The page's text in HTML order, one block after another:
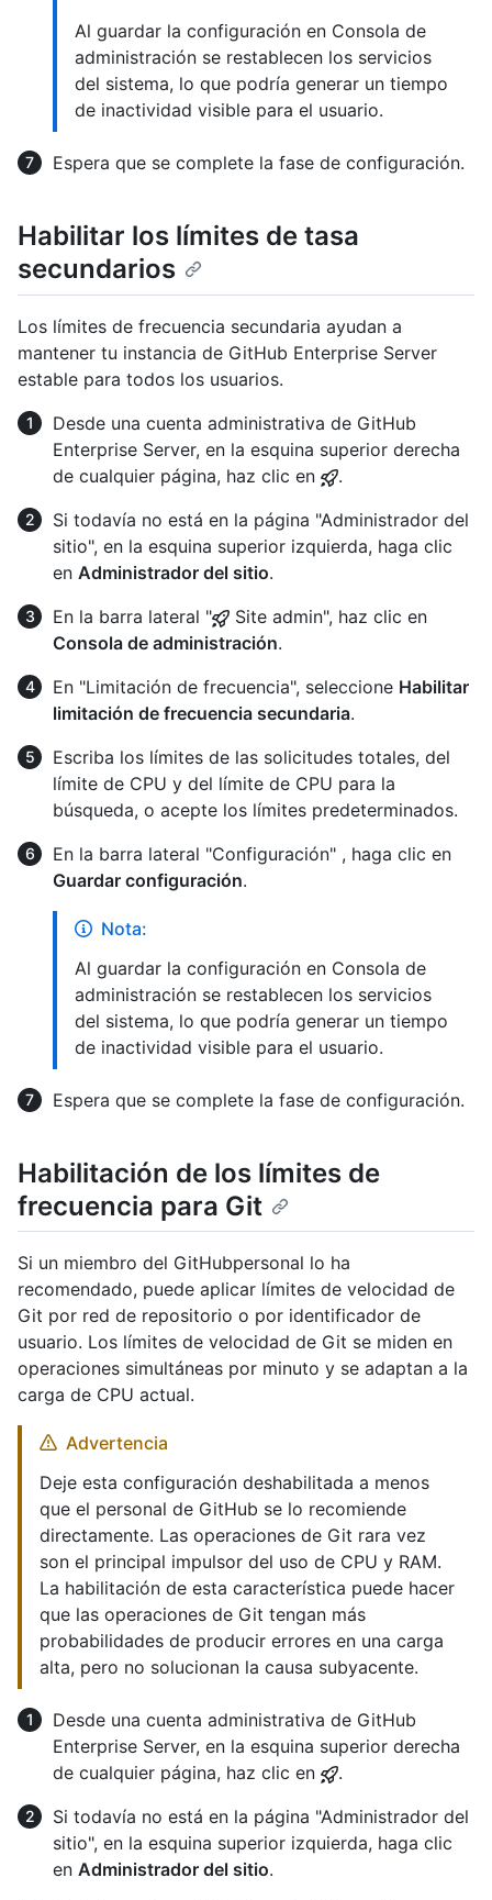
Al guardar la configuración en Consola de
administración se restablecen los servicios
del sistema, lo que podría generar un tiempo
de inactividad visible para el usuario.
Espera que se complete la fase de configuración.
Habilitar los límites de tasa
secundarios
Los límites de frecuencia secundaria ayudan a
mantener tu instancia de GitHub Enterprise Server
estable para todos los usuarios.
Desde una cuenta administrativa de GitHub
Enterprise Server, en la esquina superior derecha
de cualquier página, haz clic en
.
Si todavía no está en la página "Administrador del
sitio", en la esquina superior izquierda, haga clic
en Administrador del sitio.
En la barra lateral "
Site admin", haz clic en
Consola de administración.
En "Limitación de frecuencia", seleccione Habilitar
limitación de frecuencia secundaria.
Escriba los límites de las solicitudes totales, del
límite de CPU y del límite de CPU para la
búsqueda, o acepte los límites predeterminados.
En la barra lateral "Configuración" , haga clic en
Guardar configuración.
Nota:
Al guardar la configuración en Consola de
administración se restablecen los servicios
del sistema, lo que podría generar un tiempo
de inactividad visible para el usuario.
Espera que se complete la fase de configuración.
Habilitación de los límites de
frecuencia para Git
Si un miembro del GitHubpersonal lo ha
recomendado, puede aplicar límites de velocidad de
Git por red de repositorio o por identificador de
usuario. Los límites de velocidad de Git se miden en
operaciones simultáneas por minuto y se adaptan a la
carga de CPU actual.
Advertencia
Deje esta configuración deshabilitada a menos
que el personal de GitHub se lo recomiende
directamente. Las operaciones de Git rara vez
son el principal impulsor del uso de CPU y RAM.
La habilitación de esta característica puede hacer
que las operaciones de Git tengan más
probabilidades de producir errores en una carga
alta, pero no solucionan la causa subyacente.
Desde una cuenta administrativa de GitHub
Enterprise Server, en la esquina superior derecha
de cualquier página, haz clic en
.
Si todavía no está en la página "Administrador del
sitio", en la esquina superior izquierda, haga clic
en Administrador del sitio.